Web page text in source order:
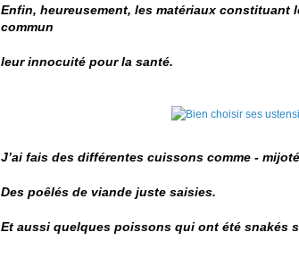
Enfin, heureusement, les matériaux constituant
commun
leur innocuité pour la santé.
J’ai fais des différentes cuissons comme -
Des poêlés de viande juste saisies.
Et aussi quelques poissons qui ont été snakés